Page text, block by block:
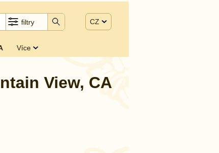
filtry CZ
Více
View, CA